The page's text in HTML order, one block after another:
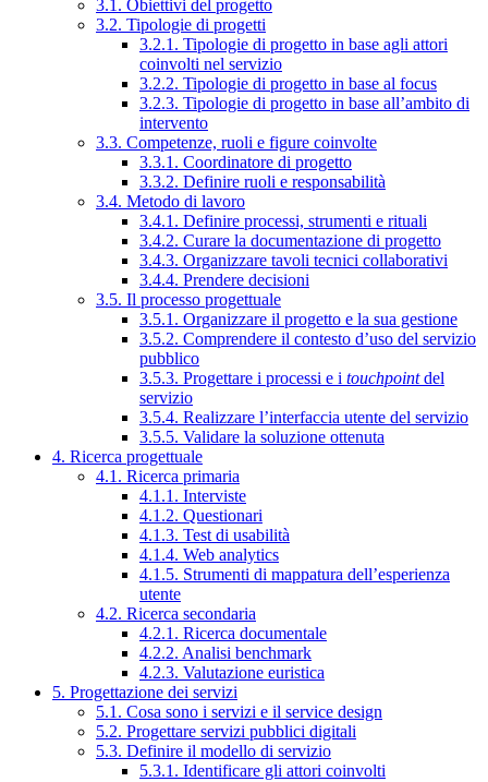
3.1. Obiettivi del progetto
3.2. Tipologie di progetti
3.2.1. Tipologie di progetto in base agli attori
coinvolti nel servizio
3.2.2. Tipologie di progetto in base al focus
3.2.3. Tipologie di progetto in base all’ambito di
intervento
3.3. Competenze, ruoli e figure coinvolte
3.3.1. Coordinatore di progetto
3.3.2. Definire ruoli e responsabilità
3.4. Metodo di lavoro
3.4.1. Definire processi, strumenti e rituali
3.4.2. Curare la documentazione di progetto
3.4.3. Organizzare tavoli tecnici collaborativi
3.4.4. Prendere decisioni
3.5. Il processo progettuale
3.5.1. Organizzare il progetto e la sua gestione
3.5.2. Comprendere il contesto d’uso del servizio
pubblico
3.5.3. Progettare i processi e i touchpointdel
servizio
3.5.4. Realizzare l’interfaccia utente del servizio
3.5.5. Validare la soluzione ottenuta
4. Ricerca progettuale
4.1. Ricerca primaria
4.1.1. Interviste
4.1.2. Questionari
4.1.3. Test di usabilità
4.1.4. Web analytics
4.1.5. Strumenti di mappatura dell’esperienza
utente
4.2. Ricerca secondaria
4.2.1. Ricerca documentale
4.2.2. Analisi benchmark
4.2.3. Valutazione euristica
5. Progettazione dei servizi
5.1. Cosa sono i servizi e il service design
5.2. Progettare servizi pubblici digitali
5.3. Definire il modello di servizio
5.3.1. Identificare gli attori coinvolti